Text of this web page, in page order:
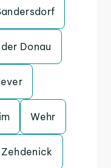
Donau
Wehr
Zehdenick